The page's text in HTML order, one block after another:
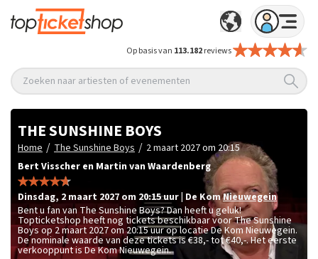
Op basis van 113.182reviews
Zoeken naar artiesten of evenementen
THE SUNSHINE BOYS
Home / The Sunshine Boys / 2 maart 2027 om 20:15
Bert Visscher en Martin van Waardenberg
dinsdag, 2 maart 2027 om 20:15uur De KomNieuwegein
Bent u fan van The Sunshine Boys? Dan heeft u geluk!
Topticketshop heeft nog tickets beschikbaar voor The Sunshine
Boys op 2 maart 2027 om 20:15 uur op locatie De Kom Nieuwegein.
De nominale waarde van deze tickets is€38,- tot €40,-. Het eerste
verkooppunt is De Kom Nieuwegein.